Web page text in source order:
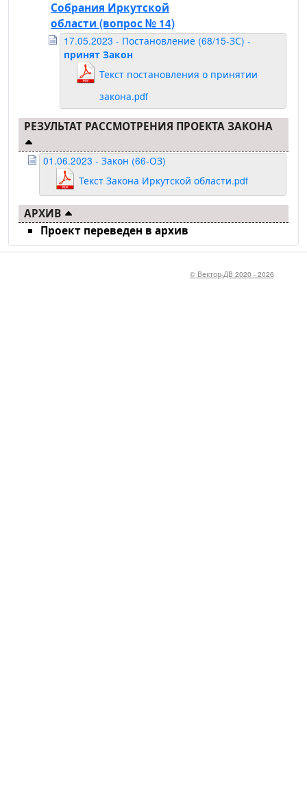
Собрания Иркутской
области (вопрос № 14)
17.05.2023 - Постановление (68/15-ЗС) -
принят Закон
Текст постановления о принятии
закона.pdf
РЕЗУЛЬТАТ РАССМОТРЕНИЯ ПРОЕКТА ЗАКОНА
01.06.2023 - Закон (66-ОЗ)
Текст Закона Иркутской области.pdf
АРХИВ
Проект переведен в архив
© Вектор-ДВ 2020 - 2026